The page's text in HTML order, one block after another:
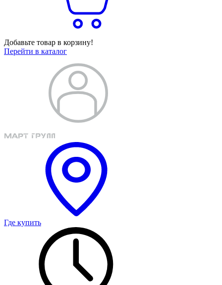
Добавьте товар в корзину!
Перейти в каталог
Где купить